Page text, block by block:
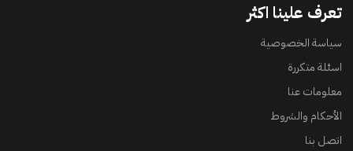
تعرف علينا اكثر
سياسة الخصوصية
اسئلة متكررة
معلومات عنا
الأحكام والشروط
اتصل بنا